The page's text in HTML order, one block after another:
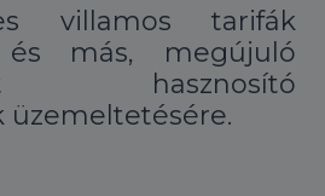
villamos tarifák
és más, megújuló
hasznosító
üzemeltetésére.